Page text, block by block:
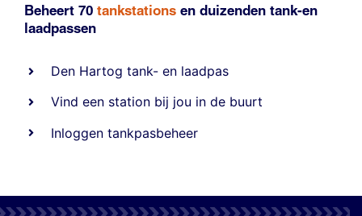
Beheert 70 tankstations en duizenden tank-en
laadpassen
Den Hartog tank- en laadpas
Vind een station bij jou in de buurt
Inloggen tankpasbeheer